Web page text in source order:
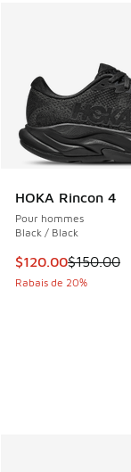
HOKA Rincon 4
Pour hommes
Black / Black
Cet article est en
$120.00$150.00
Rabais de 20%